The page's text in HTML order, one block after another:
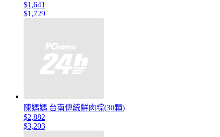
$1,641
$1,729
陳媽媽 台南傳統鮮肉粽(30顆)
$2,882
$3,203